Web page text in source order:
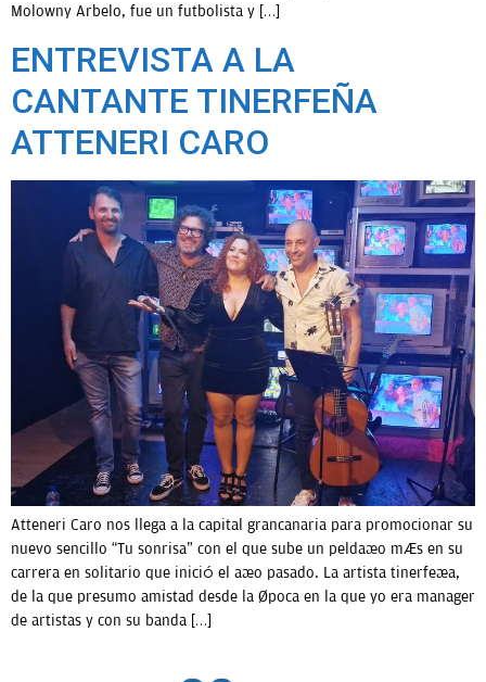
Molowny Arbelo, fue un futbolista y […]
ENTREVISTA A LA
CANTANTE TINERFEÑA
ATTENERI CARO
Atteneri Caro nos llega a la capital grancanaria para promocionar su
nuevo sencillo “Tu sonrisa” con el que sube un peldaño más en su
carrera en solitario que inició el año pasado. La artista tinerfeña,
de la que presumo amistad desde la época en la que yo era manager
de artistas y con su banda […]